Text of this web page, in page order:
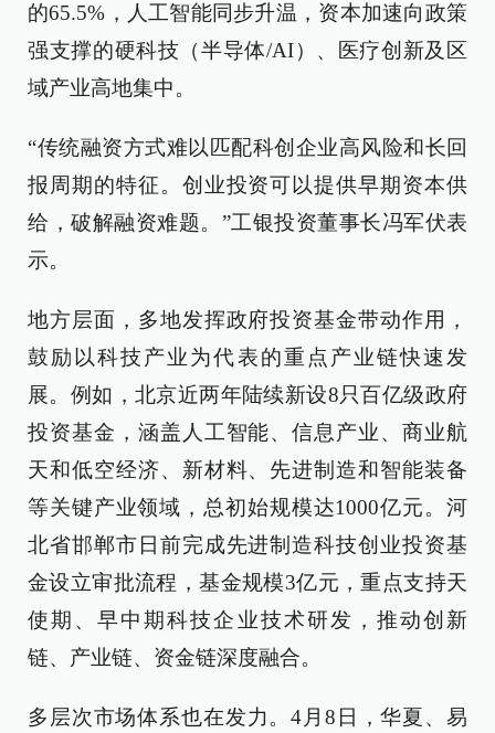
的65.5%，人工智能同步升温，资本加速向政策
强支撑的硬科技（半导体/AI）、医疗创新及区
域产业高地集中。
“传统融资方式难以匹配科创企业高风险和长回
报周期的特征。创业投资可以提供早期资本供
给，破解融资难题。”工银投资董事长冯军伏表
示。
地方层面，多地发挥政府投资基金带动作用，
鼓励以科技产业为代表的重点产业链快速发
展。例如，北京近两年陆续新设8只百亿级政府
投资基金，涵盖人工智能、信息产业、商业航
天和低空经济、新材料、先进制造和智能装备
等关键产业领域，总初始规模达1000亿元。河
北省邯郸市日前完成先进制造科技创业投资基
金设立审批流程，基金规模3亿元，重点支持天
使期、早中期科技企业技术研发，推动创新
链、产业链、资金链深度融合。
多层次市场体系也在发力。4月8日，华夏、易